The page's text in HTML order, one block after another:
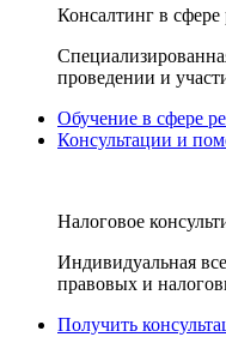
Консалтинг в
проведении и
Обучение в сфере
Консультации и
Налоговое
Индивидуальная
правовых и
Получить